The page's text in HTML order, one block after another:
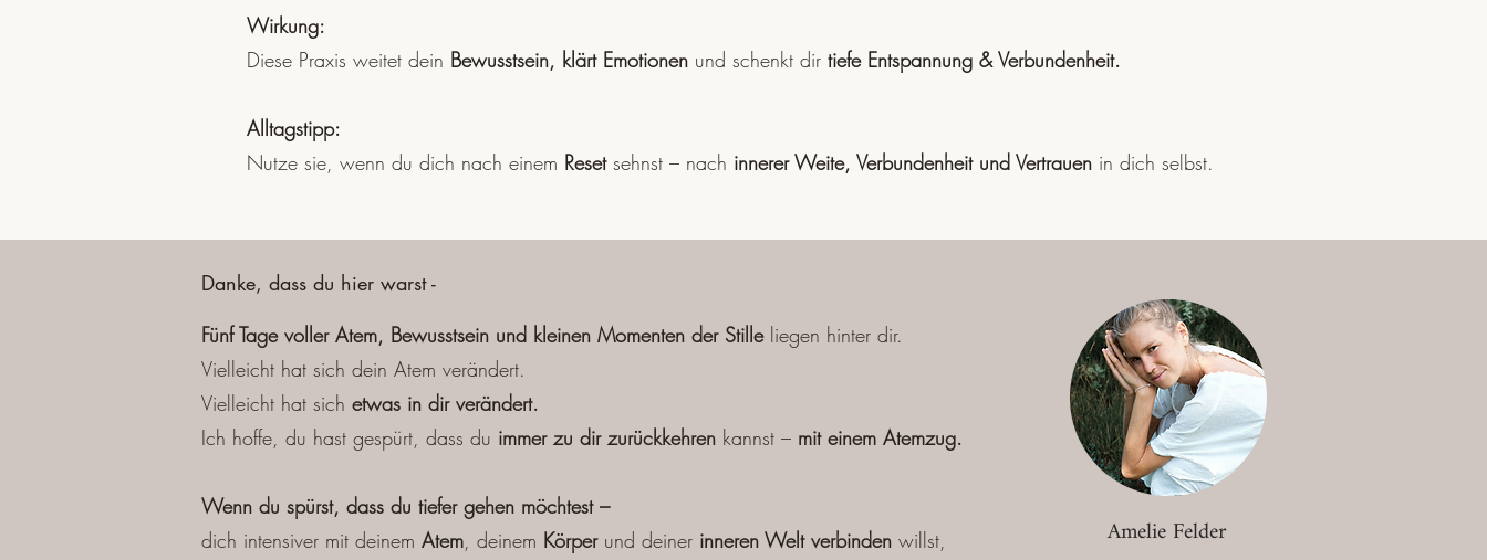
Wirkung:
Diese Praxis weitet dein Bewusstsein, klärt Emotionen und schenkt dir tiefe Entspannung & Verbundenheit.
Alltagstipp:
Nutze sie, wenn du dich nach einem Resetsehnst – nach innerer Weite, Verbundenheit und Vertrauen in dich selbst.
Danke, dass du hier warst -
Fünf Tage voller Atem, Bewusstsein und kleinen Momenten der Stilleliegen hinter dir.
Vielleicht hat sich dein Atem verändert.
Vielleicht hat sich etwas in dir verändert.
Ich hoffe, du hast gespürt, dass du immer zu dir zurückkehren kannst – mit einem Atemzug.
Wenn du spürst, dass du tiefer gehen möchtest –
dich intensiver mit deinem Atem, deinem Körperund deiner inneren Welt verbinden willst,
Amelie Felder